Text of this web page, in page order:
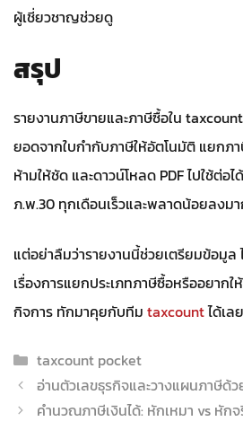
ผู้เชี่ยวชาญช่วยดู
สรุป
รายงานภาษีขายและภาษีซื้อใน
ยอดจากใบกำกับภาษีให้อัตโนมัติ แยกภ
ห้ามให้ชัด และดาวน์โหลด PDF ไปใช้ต่อ
ภ.พ.30 ทุกเดือนเร็วและพลาดน้อยลงม
แต่อย่าลืมว่ารายงานนี้ช่วยเตรียมข้อมูล
เรื่องการแยกประเภทภาษีซื้อหรืออยาก
กิจการ ทักมาคุยกับทีม taxcountได้เล
Categories
taxcount pocket
อ่านตัวเลขธุรกิจและวางแผนภาษีด้
คำนวณภาษีเงินได้: หักเหมา vs หัก